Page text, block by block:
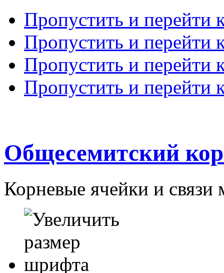
Пропустить и перейти
Пропустить и перейти
Пропустить и перейти
Пропустить и перейти
Общесемитский
Корневые ячейки и